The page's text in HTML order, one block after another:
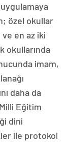
özel okullar
en az iki
okullarında
imam,
daha da
Eğitim
dini
ile protokol